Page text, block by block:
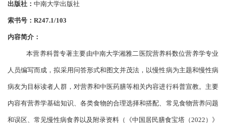
出版社： 中南大学出版社
索书号： R247.1/103
内容简介：
本营养科普专著主要由中南大学湘雅二医院营养科数位营养学专业
人员编写而成，拟采用问答形式和图文并茂法，以慢性病为主题和慢性病
病友为目标读者人群，对营养和中医药膳等相关内容进行科普宣教。主要
内容有营养学基础知识、各类食物的合理选择和搭配、常见食物营养问题
和误区、常见慢性病食养以及附录资料（《中国居民膳食宝塔（2022）》